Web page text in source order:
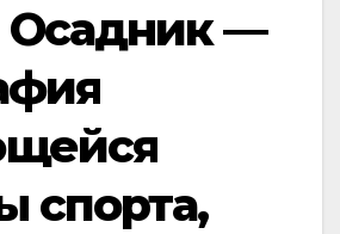
Осадник —
спорта,